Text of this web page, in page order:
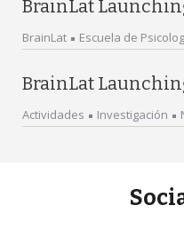
BrainLat
BrainLat Escuela de
BrainLat
Actividades Investigación